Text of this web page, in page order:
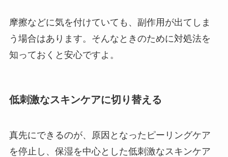
摩擦などに気を付けていても、副作用が出てしま
う場合はあります。そんなときのために対処法を
知っておくと安心ですよ。
低刺激なスキンケアに切り替える
真先にできるのが、原因となったピーリングケア
を停止し、保湿を中心とした低刺激なスキンケア